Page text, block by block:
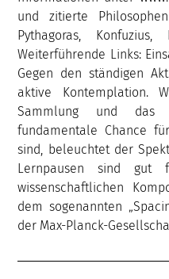
und zitierte
Pythagoras,
Weiterführende Links:
Gegen den ständigen
aktive Kontemplation.
Sammlung und das
fundamentale Chance
sind, beleuchtet der
Lernpausen sind gut
wissenschaftlichen
dem sogenannten
der Max-Planck-